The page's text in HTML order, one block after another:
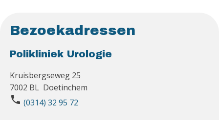
Bezoekadressen
Polikliniek Urologie
Kruisbergseweg 25
7002 BL Doetinchem
phone (0314) 32 95 72